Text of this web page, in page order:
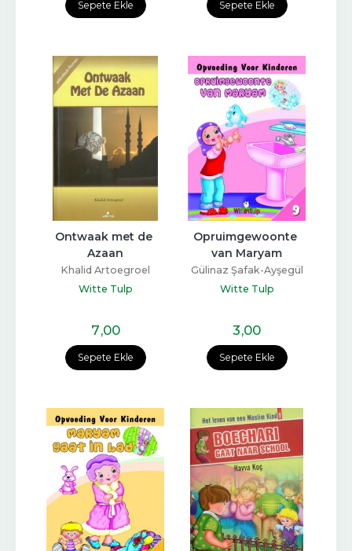
Sepete Ekle Sepete Ekle
Sepete Ekle
Ontwaak met de
Azaan
Khalid Artoegroel
Witte Tulp
7,00
Sepete Ekle
Opruimgewoonte
van Maryam
Gülinaz Şafak-Ayşegül
Coşkun
Witte Tulp
3,00